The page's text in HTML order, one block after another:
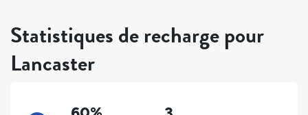
Statistiques de recharge pour
Lancaster